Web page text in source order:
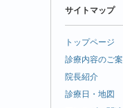
サイトマップ
トップページ
診療内容のご
院長紹介
診療日・地図